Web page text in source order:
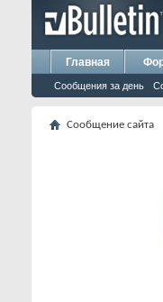
Главная
Сообщения за день
Сообщение сайта